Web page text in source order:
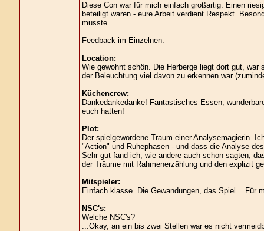
Diese Con war für mich einfach großartig. Einen
beteiligt waren - eure Arbeit verdient Respekt.
musste.
Feedback im Einzelnen:
Location:
Wie gewohnt schön. Die Herberge liegt dort gut,
der Beleuchtung viel davon zu erkennen war
Küchencrew:
Dankedankedanke! Fantastisches Essen,
euch hatten!
Plot:
Der spielgewordene Traum einer Analysemagierin.
"Action" und Ruhephasen - und dass die Analyse
Sehr gut fand ich, wie andere auch schon sagten,
der Träume mit Rahmenerzählung und den explizit
Mitspieler:
Einfach klasse. Die Gewandungen, das Spiel... Für
NSC's:
Welche NSC's?
...Okay, an ein bis zwei Stellen war es nicht